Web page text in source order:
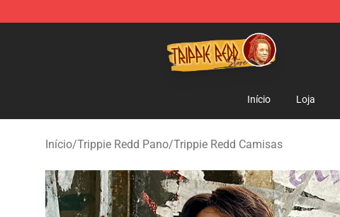
Trippie Redd Store - Official Trippie Redd Merchandise Shop
Início Loja
Início/Trippie Redd Pano/Trippie Redd Camisas